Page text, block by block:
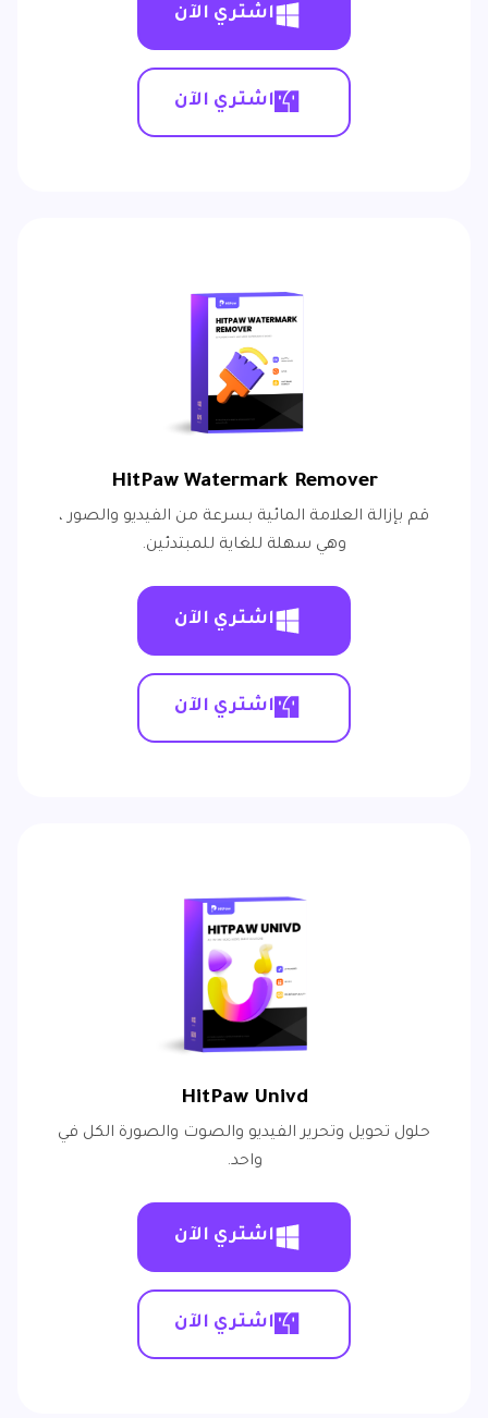
اشتري الآن
اشتري الآن
HitPaw Watermark Remover
قم بإزالة العلامة المائية بسرعة من الفيديو والصور ،
وهي سهلة للغاية للمبتدئين.
اشتري الآن
اشتري الآن
HitPaw Univd
حلول تحويل وتحرير الفيديو والصوت والصورة الكل في
واحد.
اشتري الآن
اشتري الآن